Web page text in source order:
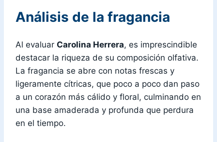
Análisis de la fragancia
Al evaluar Carolina Herrera, es imprescindible
destacar la riqueza de su composición olfativa.
La fragancia se abre con notas frescas y
ligeramente cítricas, que poco a poco dan paso
a un corazón más cálido y floral, culminando en
una base amaderada y profunda que perdura
en el tiempo.